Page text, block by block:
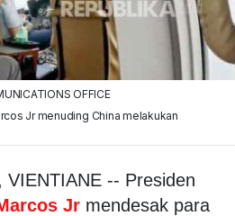
OFFICE
Jr menuding China melakukan
VIENTIANE -- Presiden
Jr mendesak para